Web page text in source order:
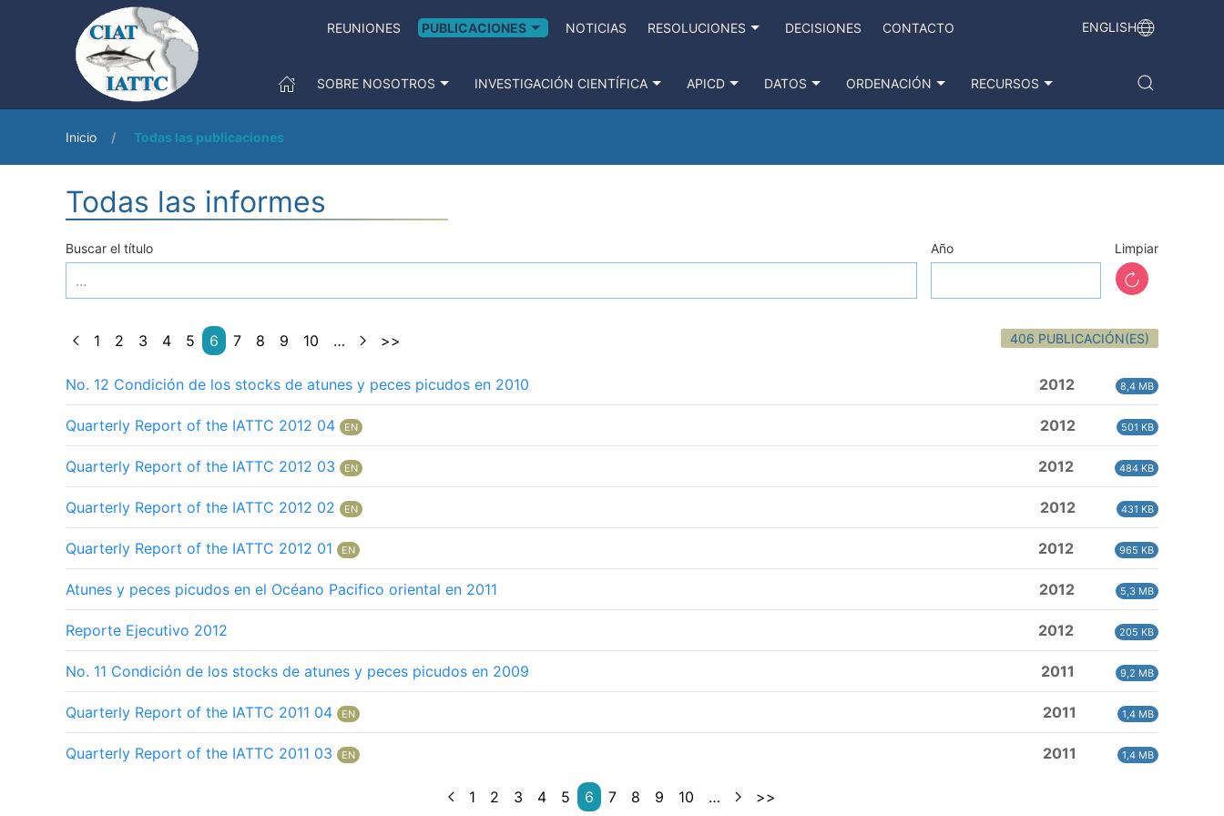
REUNIONES PUBLICACIONES NOTICIAS RESOLUCIONES DECISIONES CONTACTO ENGLISH
SOBRE NOSOTROS INVESTIGACIÓN CIENTÍFICA APICD DATOS ORDENACIÓN RECURSOS
Inicio Todas las publicaciones
Todas las informes
Buscar el título Año Limpiar
1 2 3 4 5 6 7 8 9 10 … >> 406 PUBLICACIÓN(ES)
No. 12 Condición de los stocks de atunes y peces picudos en 2010 2012 8,4 MB
Quarterly Report of the IATTC 2012 04 EN 2012 501 KB
Quarterly Report of the IATTC 2012 03 EN 2012 484 KB
Quarterly Report of the IATTC 2012 02 EN 2012 431 KB
Quarterly Report of the IATTC 2012 01 EN 2012 965 KB
Atunes y peces picudos en el Océano Pacifico oriental en 2011 2012 5,3 MB
Reporte Ejecutivo 2012 2012 205 KB
No. 11 Condición de los stocks de atunes y peces picudos en 2009 2011 9,2 MB
Quarterly Report of the IATTC 2011 04 EN 2011 1,4 MB
Quarterly Report of the IATTC 2011 03 EN 2011 1,4 MB
1 2 3 4 5 6 7 8 9 10 … >>